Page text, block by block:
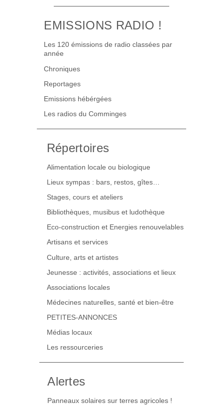
EMISSIONS RADIO !
Les 120 émissions de radio classées par
année
Chroniques
Reportages
Emissions hébérgées
Les radios du Comminges
Répertoires
Alimentation locale ou biologique
Lieux sympas : bars, restos, gîtes…
Stages, cours et ateliers
Bibliothèques, musibus et ludothèque
Eco-construction et Energies renouvelables
Artisans et services
Culture, arts et artistes
Jeunesse : activités, associations et lieux
Associations locales
Médecines naturelles, santé et bien-être
PETITES-ANNONCES
Médias locaux
Les ressourceries
Alertes
Panneaux solaires sur terres agricoles !